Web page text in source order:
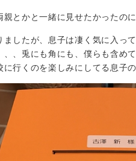
親とかと一緒に見せたかったのに
ましたが、息子は凄く気に入っ
、、兎にも角にも、僕らも含め
に行くのを楽しみにしてる息子